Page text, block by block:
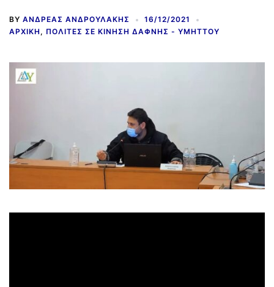
BY ΑΝΔΡΈΑΣ ΑΝΔΡΟΥΛΆΚΗΣ
16/12/2021
ΑΡΧΙΚΉ , ΠΟΛΊΤΕΣ ΣΕ ΚΊΝΗΣΗ ΔΆΦΝΗΣ - ΥΜΗΤΤΟΎ